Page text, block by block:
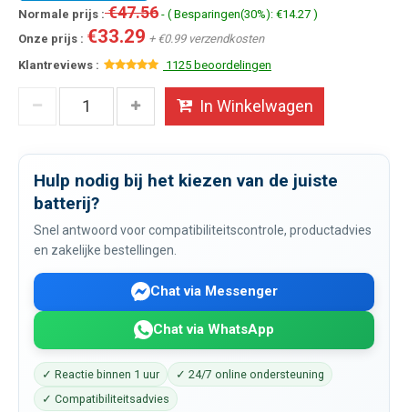
Normale prijs :€47.56 - ( Besparingen(30%): €14.27 )
Onze prijs : €33.29 + €0.99 verzendkosten
Klantreviews :
1125 beoordelingen
In Winkelwagen
Hulp nodig bij het kiezen van de juiste
batterij?
Snel antwoord voor compatibiliteitscontrole, productadvies
en zakelijke bestellingen.
Chat via Messenger
Chat via WhatsApp
✓ Reactie binnen 1 uur
✓ 24/7 online ondersteuning
✓ Compatibiliteitsadvies